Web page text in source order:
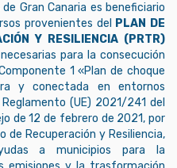
Gran Canaria es beneficiario
provenientes del PLAN DE
Y RESILIENCIA (PRTR)
para la consecución
1 «Plan de choque
y conectada en entornos
(UE) 2021/241 del
de 12 de febrero de 2021, por
de Recuperación y Resiliencia,
a municipios para la